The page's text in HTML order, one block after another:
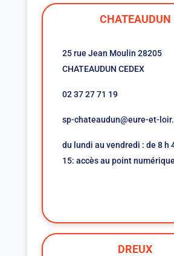
CHATEAUDUN
25 rue Jean Moulin 28205
CHATEAUDUN CEDEX
02 37 27 71 19
sp-chateaudun@eure-et-
du lundi au vendredi : de 8 h
15: accès au point
DREUX